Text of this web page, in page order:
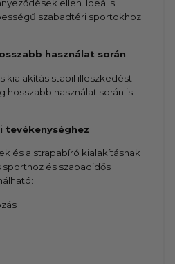
ellen. Ideális
szabadtéri sportokhoz
használat során
kialakítás stabil illeszkedést
hosszabb használat során is
tevékenységhez
és a strapabíró kialakításnak
és szabadidős